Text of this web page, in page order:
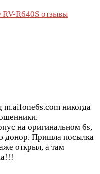
R640S отзывы
m.aifone6s.com никогда
на оригинальном 6s,
донор. Пришла посылка
открыл, а там